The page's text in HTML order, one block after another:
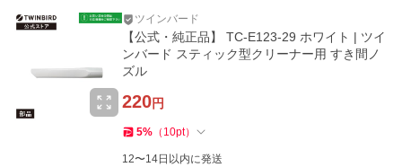
ツインバード
【公式・純正品】 TC-E123-29 ホワイト | ツイ
ンバード スティック型クリーナー用 すき間ノ
ズル
220円
5% （ 10pt）
12〜14日以内に発送